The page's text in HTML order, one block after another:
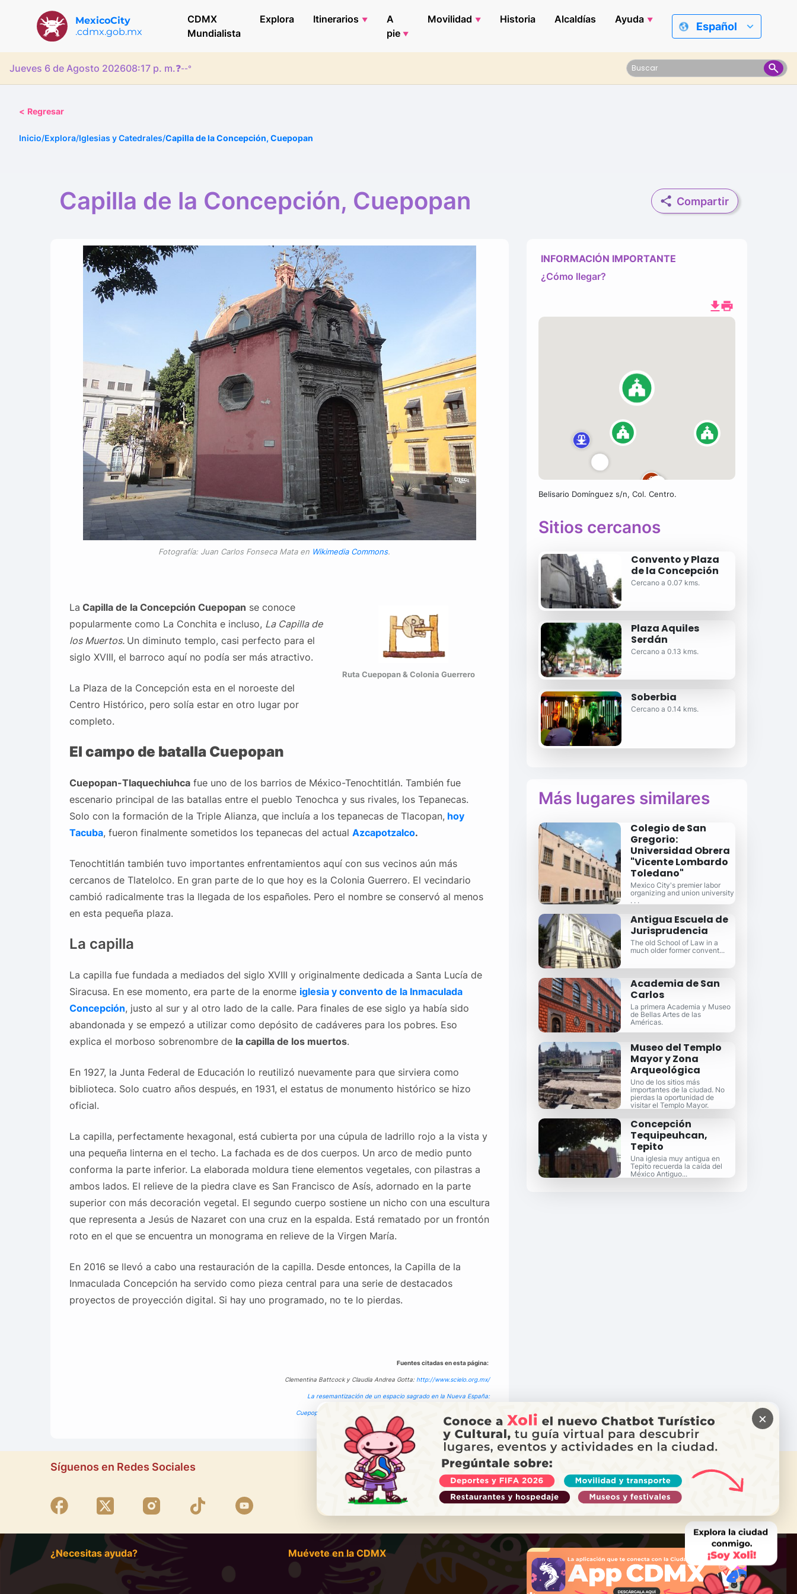
MexicoCity
.cdmx.gob.mx
CDMX
Mundialista
Explora Itinerarios
A
pie
Movilidad Historia Alcaldías Ayuda
Español
Jueves 6 de Agosto 202608:17 p. m.❓--°
< Regresar
Inicio/Explora/Iglesias y Catedrales/Capilla de la Concepción, Cuepopan
Capilla de la Concepción, Cuepopan Compartir
Fotografía: Juan Carlos Fonseca Mata en Wikimedia Commons.
Ruta Cuepopan & Colonia Guerrero
La Capilla de la Concepción Cuepopan se conoce
popularmente como La Conchita e incluso, La Capilla de
los Muertos. Un diminuto templo, casi perfecto para el
siglo XVIII, el barroco aquí no podía ser más atractivo.
La Plaza de la Concepción esta en el noroeste del
Centro Histórico, pero solía estar en otro lugar por
completo.
El campo de batalla Cuepopan
Cuepopan-Tlaquechiuhcafue uno de los barrios de México-Tenochtitlán. También fue
escenario principal de las batallas entre el pueblo Tenochca y sus rivales, los Tepanecas.
Solo con la formación de la Triple Alianza, que incluía a los tepanecas de Tlacopan, hoy
Tacuba, fueron finalmente sometidos los tepanecas del actual Azcapotzalco.
Tenochtitlán también tuvo importantes enfrentamientos aquí con sus vecinos aún más
cercanos de Tlatelolco. En gran parte de lo que hoy es la Colonia Guerrero. El vecindario
cambió radicalmente tras la llegada de los españoles. Pero el nombre se conservó al menos
en esta pequeña plaza.
La capilla
La capilla fue fundada a mediados del siglo XVIII y originalmente dedicada a Santa Lucía de
Siracusa. En ese momento, era parte de la enorme iglesia y convento de la Inmaculada
Concepción, justo al sur y al otro lado de la calle. Para finales de ese siglo ya había sido
abandonada y se empezó a utilizar como depósito de cadáveres para los pobres. Eso
explica el morboso sobrenombre de la capilla de los muertos.
En 1927, la Junta Federal de Educación lo reutilizó nuevamente para que sirviera como
biblioteca. Solo cuatro años después, en 1931, el estatus de monumento histórico se hizo
oficial.
La capilla, perfectamente hexagonal, está cubierta por una cúpula de ladrillo rojo a la vista y
una pequeña linterna en el techo. La fachada es de dos cuerpos. Un arco de medio punto
conforma la parte inferior. La elaborada moldura tiene elementos vegetales, con pilastras a
ambos lados. El relieve de la piedra clave es San Francisco de Asís, adornado en la parte
superior con más decoración vegetal. El segundo cuerpo sostiene un nicho con una escultura
que representa a Jesús de Nazaret con una cruz en la espalda. Está rematado por un frontón
roto en el que se encuentra un monograma en relieve de la Virgen María.
En 2016 se llevó a cabo una restauración de la capilla. Desde entonces, la Capilla de la
Inmaculada Concepción ha servido como pieza central para una serie de destacados
proyectos de proyección digital. Si hay uno programado, no te lo pierdas.
Fuentes citadas en esta página:
Clementina Battcock y Claudia Andrea Gotta: http://www.scielo.org.mx/
La resemantización de un espacio sagrado en la Nueva España:
Cuepopan, de mojonera y escenario ritual a Santa María la Redonda
INFORMACIÓN IMPORTANTE
¿Cómo llegar?
Belisario Domínguez s/n, Col. Centro.
Sitios cercanos
Convento y Plaza
de la Concepción
Cercano a 0.07 kms.
Plaza Aquiles
Serdán
Cercano a 0.13 kms.
Soberbia
Cercano a 0.14 kms.
Más lugares similares
Colegio de San
Gregorio:
Universidad Obrera
"Vicente Lombardo
Toledano"
Mexico City's premier labor
organizing and union university
. . .
Antigua Escuela de
Jurisprudencia
The old School of Law in a
much older former convent...
Academia de San
Carlos
La primera Academia y Museo
de Bellas Artes de las
Américas.
Museo del Templo
Mayor y Zona
Arqueológica
Uno de los sitios más
importantes de la ciudad. No
pierdas la oportunidad de
visitar el Templo Mayor.
Concepción
Tequipeuhcan,
Tepito
Una iglesia muy antigua en
Tepito recuerda la caída del
México Antiguo...
Síguenos en Redes Sociales
¿NECESITAS AYUDA?
Llama a Locatel
¿Necesitas ayuda? Muévete en la CDMX
×